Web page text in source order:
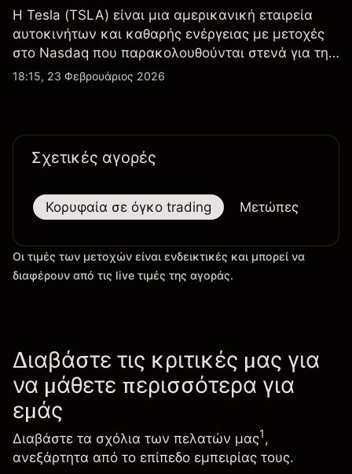
Η Tesla (TSLA) είναι μια αμερικανική εταιρεία
αυτοκινήτων και καθαρής ενέργειας με μετοχές
στο Nasdaq που παρακολουθούνται στενά για την
απόδοση κερδών, τα δεδομένα παραδόσεων και
18:15, 23 Φεβρουάριος 2026
Σχετικές αγορές
Κορυφαία σε όγκο trading Μετώπες
Οι τιμές των μετοχών είναι ενδεικτικές και μπορεί να
διαφέρουν από τις live τιμές της αγοράς.
Διαβάστε τις κριτικές μας για
να μάθετε περισσότερα για
εμάς
Διαβάστε τα σχόλια των πελατών μας1,
ανεξάρτητα από το επίπεδο εμπειρίας τους.